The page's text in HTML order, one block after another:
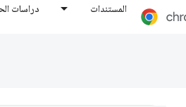
المستندات دراسات